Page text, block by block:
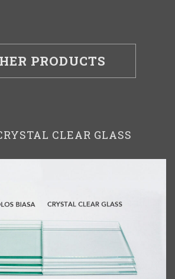
PRODUCTS
CLEAR GLASS